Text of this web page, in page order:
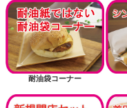
耐油袋コーナー